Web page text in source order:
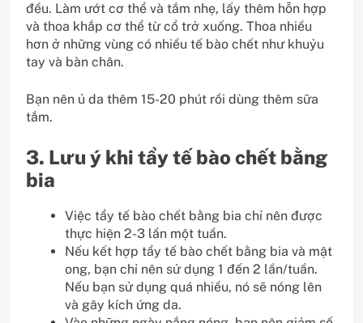
đều. Làm ướt cơ thể và tắm nhẹ, lấy thêm hỗn hợp
và thoa khắp cơ thể từ cổ trở xuống. Thoa nhiều
hơn ở những vùng có nhiều tế bào chết như khuỷu
tay và bàn chân.
Bạn nên ủ da thêm 15-20 phút rồi dùng thêm sữa
tắm.
3. Lưu ý khi tẩy tế bào chết bằng
bia
Việc tẩy tế bào chết bằng bia chỉ nên được
thực hiện 2-3 lần một tuần.
Nếu kết hợp tẩy tế bào chết bằng bia và mật
ong, bạn chỉ nên sử dụng 1 đến 2 lần/tuần.
Nếu bạn sử dụng quá nhiều, nó sẽ nóng lên
và gây kích ứng da.